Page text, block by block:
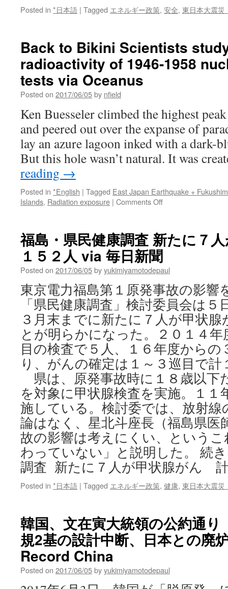
Posted in *日本語 | Tagged エネルギー政策, 安全, 東日本大震災
Back to Bikini Scientists
radioactivity of 1946-1958
tests via Oceanus
Posted on 2017/06/05by nfield
Ken Buesseler climbed the highest
and peered out over the expanse of
lay an azure lagoon inked with a dark-
But this hole wasn’t natural. It was
reading →
Posted in *English | Tagged East Japan Earthquake +
Islands, Radiation exposure | Comments Offon
Bikini
Scientists
study
lingering
radioactivity
of
1946-
1958
nuclear
weapons
tests
via
Oceanus
福島・県民健康調査 新たに７
１５２人 via 毎日新聞
Posted on 2017/06/05byyukimiyamotodepaul
東京電力福島第１原発事故の影響
「県民健康調査」検討委員会は
３月末までに新たに７人が甲状
とが明らかになった。２０１４
目の検査で５人、１６年度からの
り、がんの確定は１～３巡目で
県は、原発事故時に１８歳以下
を対象に甲状腺検査を実施。１１
施している。検討委では、放射
論はなく、星北斗座長（福島県医
故の影響は考えにくい、という
わっていない」と説明した。 続
調査 新たに７人が甲状腺がん
Posted in *日本語 | Tagged エネルギー政策, 健康, 東日本大震災
韓国、文在寅大統領の公約通り
規2基の設計中断、日本との廃
Record China
Posted on 2017/06/05byyukimiyamotodepaul